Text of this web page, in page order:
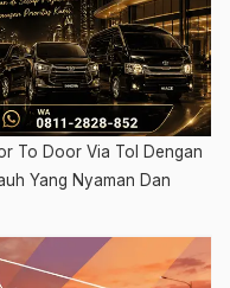
To Door Via Tol Dengan
Yang Nyaman Dan